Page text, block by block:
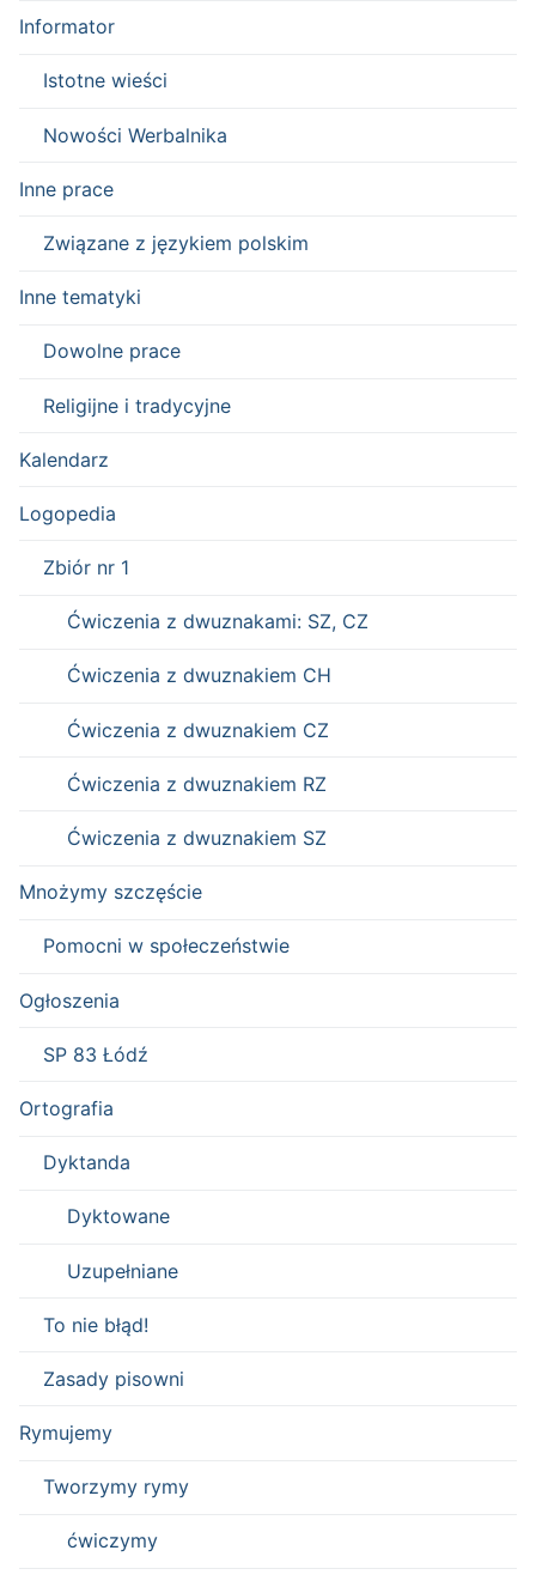
Informator
Istotne wieści
Nowości Werbalnika
Inne prace
Związane z językiem polskim
Inne tematyki
Dowolne prace
Religijne i tradycyjne
Kalendarz
Logopedia
Zbiór nr 1
Ćwiczenia z dwuznakami: SZ, CZ
Ćwiczenia z dwuznakiem CH
Ćwiczenia z dwuznakiem CZ
Ćwiczenia z dwuznakiem RZ
Ćwiczenia z dwuznakiem SZ
Mnożymy szczęście
Pomocni w społeczeństwie
Ogłoszenia
SP 83 Łódź
Ortografia
Dyktanda
Dyktowane
Uzupełniane
To nie błąd!
Zasady pisowni
Rymujemy
Tworzymy rymy
ćwiczymy